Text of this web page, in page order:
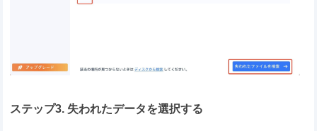
ステップ3. 失われたデータを選択する